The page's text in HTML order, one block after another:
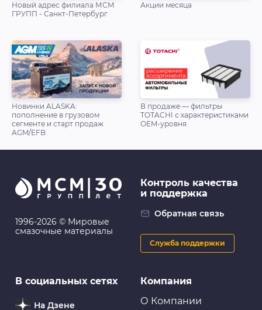
Новый адрес филиала МСМ
ГРУПП - Санкт-Петербург
Акции месяца
Новинки ALASKA:
пополнение в грузовом
сегменте и старт продаж
AGM/EFB
В продаже — фильтры
TOTACHI с характеристиками
OEM-уровня
1996-2026 © Мировые
смазочные материалы
Компания
О Компании
Контроль качества
и поддержка
Обратная связь
Служба поддержки
В социальных сетях
На Дзене